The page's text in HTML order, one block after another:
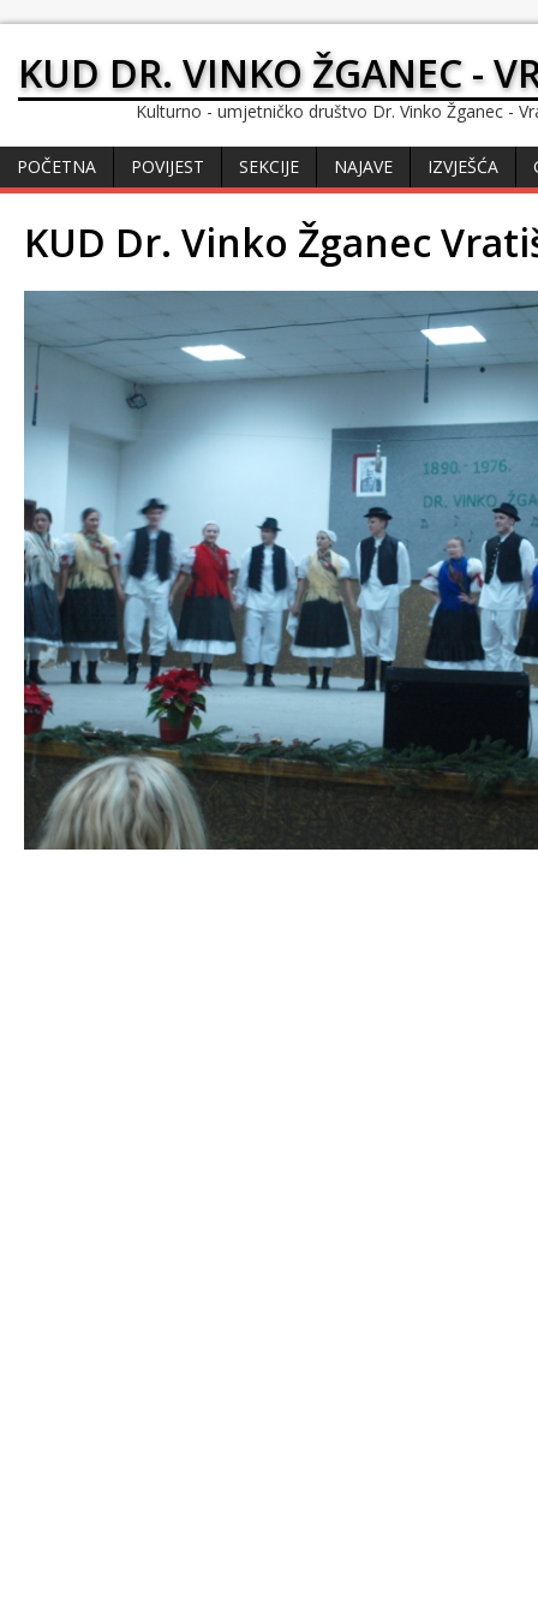
KUD DR. VINKO ŽGANEC -
Kulturno - umjetničko društvo Dr. Vinko Žganec -
POČETNA POVIJEST SEKCIJE NAJAVE IZVJEŠĆA
KUD Dr. Vinko Žganec